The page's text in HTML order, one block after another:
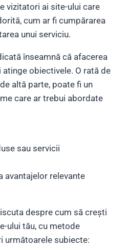
vizitatori ai site-ului care
cum ar fi cumpărarea
unui serviciu.
înseamnă că afacerea
obiectivele. O rată de
altă parte, poate fi un
care ar trebui abordate
sau servicii
avantajelor relevante
despre cum să crești
ului tău, cu metode
următoarele subiecte: